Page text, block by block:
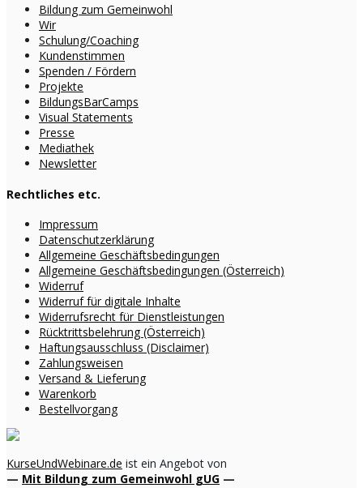
Bildung zum Gemeinwohl
Wir
Schulung/Coaching
Kundenstimmen
Spenden / Fördern
Projekte
BildungsBarCamps
Visual Statements
Presse
Mediathek
Newsletter
Rechtliches etc.
Impressum
Datenschutzerklärung
Allgemeine Geschäftsbedingungen
Allgemeine Geschäftsbedingungen (Österreich)
Widerruf
Widerruf für digitale Inhalte
Widerrufsrecht für Dienstleistungen
Rücktrittsbelehrung (Österreich)
Haftungsausschluss (Disclaimer)
Zahlungsweisen
Versand & Lieferung
Warenkorb
Bestellvorgang
KurseUndWebinare.de ist ein Angebot von
— Mit Bildung zum Gemeinwohl gUG —